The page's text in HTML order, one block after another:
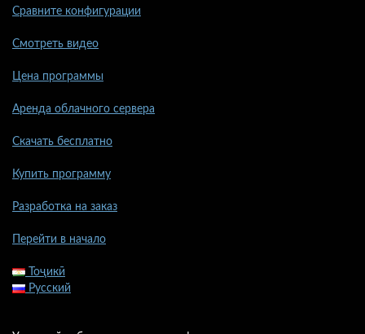
Сравните конфигурации
Смотреть видео
Цена программы
Аренда облачного сервера
Скачать бесплатно
Купить программу
Разработка на заказ
Перейти в начало
Тоҷикӣ
Русский